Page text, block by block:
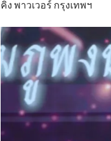
คิง พาวเวอร์ กรุงเทพฯ